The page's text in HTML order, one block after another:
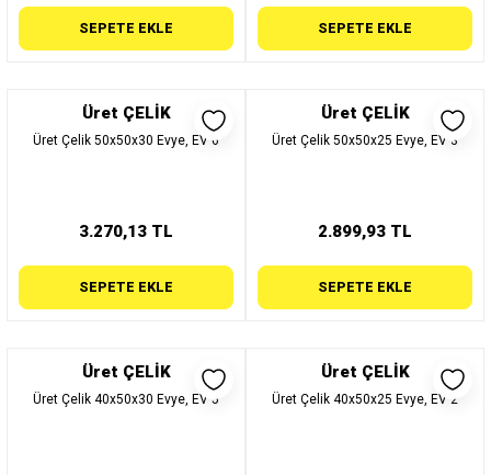
SEPETE EKLE SEPETE EKLE
Üret ÇELİK
Üret Çelik 50x50x30 Evye, EV 6
3.270,13 TL
SEPETE EKLE
Üret ÇELİK
Üret Çelik 50x50x25 Evye, EV 3
2.899,93 TL
SEPETE EKLE
Üret ÇELİK
Üret Çelik 40x50x30 Evye, EV 5
Üret ÇELİK
Üret Çelik 40x50x25 Evye, EV 2